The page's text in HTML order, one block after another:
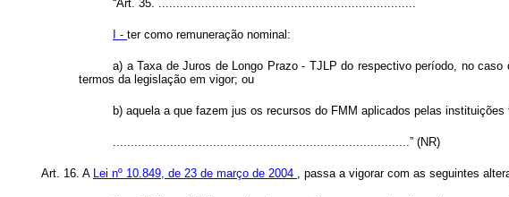
“Art. 35. ........................................................................
I - ter como remuneração nominal:
a) a Taxa de Juros de Longo Prazo - TJLP do respectivo período, no
termos da legislação em vigor; ou
b) aquela a que fazem jus os recursos do FMM aplicados pelas
...................................................................................” (NR)
Art. 16. A Lei nº 10.849, de 23 de março de 2004 , passa a vigorar com as seguintes